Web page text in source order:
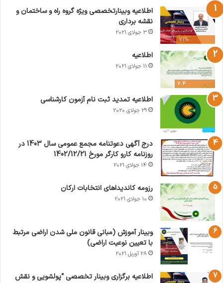
71%
اطلاعیه وبینارتخصصی ویژه گروه راه و ساختمان و
نقشه برداری
3 جولای 2021
7.4
اطلاعیه
11 جولای 2021
اطلاعیه تمدید ثبت نام آزمون کارشناسی
29 جولای 2020
درج آگهی دعوتنامه مجمع عمومی سال 1403 در
روزنامه کارو کارگر مورخ 1402/12/21
14 جولای 2021
رزومه کاندیداهای انتخابات ارکان
10 جولای 2021
وبینار آموزش (مبانی قانون ملی شدن اراضی مرتبط
با تعیین نوعیت اراضی)
28 آوریل 2021
اطلاعیه برگزاری وبینار تخصصی “پولشویی و نقش